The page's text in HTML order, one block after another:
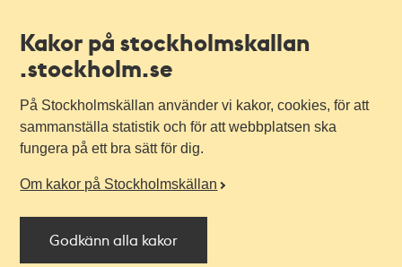
Kakor på stockholmskallan
.stockholm.se
På Stockholmskällan använder vi kakor, cookies, för att
sammanställa statistik och för att webbplatsen ska
fungera på ett bra sätt för dig.
Om kakor på Stockholmskällan
Godkänn alla kakor